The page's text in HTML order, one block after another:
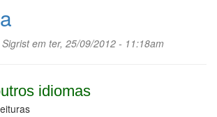
em ter, 25/09/2012 - 11:18am
idiomas